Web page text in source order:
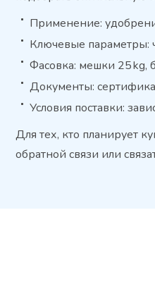
Применение:
Ключевые параметры:
Фасовка: мешки 25 kg,
Документы:
Условия поставки:
Для тех, кто планирует
обратной связи или